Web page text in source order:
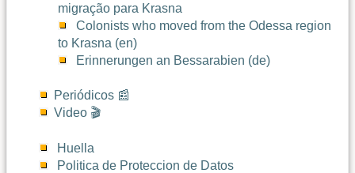
migração para Krasna
Colonists who moved from the Odessa region
to Krasna (en)
Erinnerungen an Bessarabien (de)
Periódicos 📰
Video 🎬
Huella
Politica de Proteccion de Datos